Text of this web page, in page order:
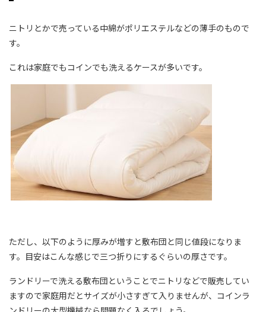
ニトリとかで売っている中綿がポリエステルなどの薄手のもので
す。
これは家庭でもコインでも洗えるケースが多いです。
ただし、以下のように厚みが増すと敷布団と同じ値段になりま
す。目安はこんな感じで三つ折りにするぐらいの厚さです。
ランドリーで洗える敷布団ということでニトリなどで販売してい
ますので家庭用だとサイズが小さすぎて入りませんが、コインラ